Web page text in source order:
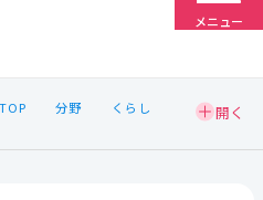
メニュー
分野
くらし